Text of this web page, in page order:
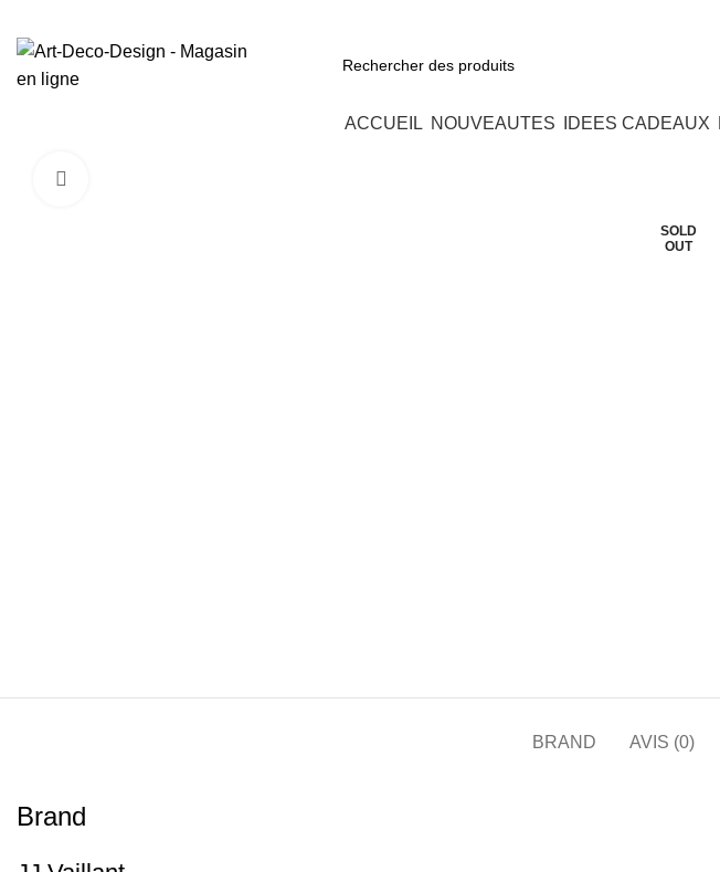
ACCUEIL NOUVEAUTES IDEES CADEAUX
SOLD
OUT
BRAND AVIS (0)
Brand